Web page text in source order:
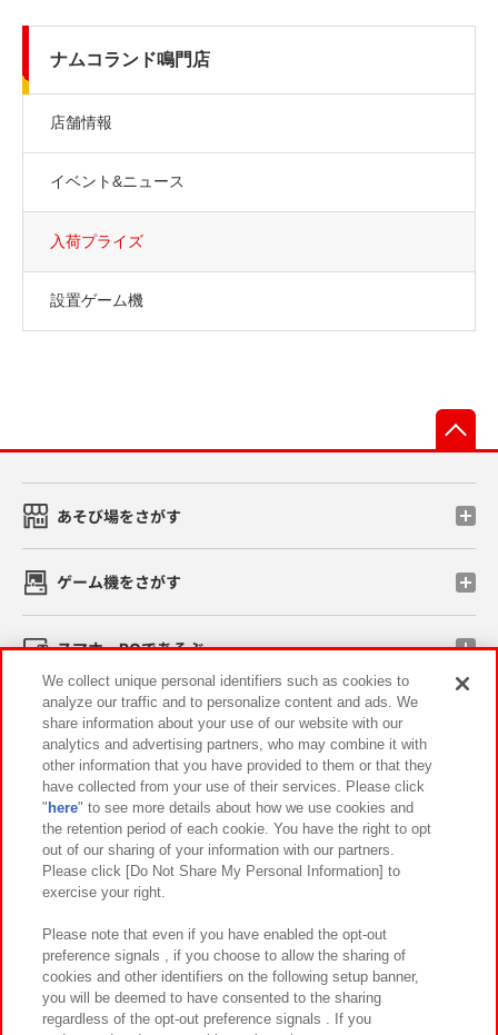
ナムコランド鳴門店
店舗情報
イベント&ニュース
入荷プライズ
設置ゲーム機
あそび場をさがす
ゲーム機をさがす
スマホ・PCであそぶ
イベント・キャンペーン
関連会社 サステナビリティ サイトポリシー
プライバシーポリシー ウェブアクセシビリティ方針と検証結果
お取引先さまとともに
カスタマーハラスメント対応方針 よくあるご質問・お問い合わせ
We collect unique personal identifiers such as cookies to
analyze our traffic and to personalize content and ads. We
share information about your use of our website with our
analytics and advertising partners, who may combine it with
other information that you have provided to them or that they
have collected from your use of their services. Please click
" here" to see more details about how we use cookies and
the retention period of each cookie. You have the right to opt
out of our sharing of your information with our partners.
Please click [Do Not Share My Personal Information] to
exercise your right.
Please note that even if you have enabled the opt-out
preference signals , if you choose to allow the sharing of
cookies and other identifiers on the following setup banner,
you will be deemed to have consented to the sharing
regardless of the opt-out preference signals . If you